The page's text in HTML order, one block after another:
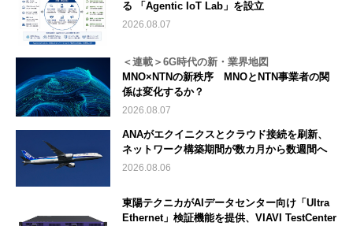
る 「Agentic IoT Lab」を設立
2026.08.07
＜連載＞6G時代の新・業界地図
MNO×NTNの新秩序 MNOとNTN事業者の関
係は変化するか？
2026.08.07
ANAがエクイニクスとクラウド接続を刷新、
ネットワーク構築期間が数カ月から数週間へ
2026.08.06
東陽テクニカがAIデータセンター向け「Ultra
Ethernet」検証機能を提供、VIAVI TestCenter